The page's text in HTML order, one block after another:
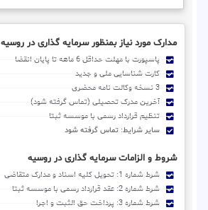
مدارک مورد نیاز بمنظور سرمایه گذاری در روسیه
پاسپورت با مهلت حداقل 6 ماهه تا پایان انقضا
کارت شناسایی ملی و جدید
3 نسخه وکالت نامه محضری
آخرین مدرک تحصیلی (تماس گرفته شود)
تنظیم قرارداد رسمی با موسسه ثبتا
سایر شرایط: تماس گرفته شود
شروط و الزامات سرمایه گذاری در روسیه
شرط شماره 1: تحویل کلیه اسناد و مدارک متقاضی
شرط شماره 2: عقد قرارداد رسمی با موسسه ثبتا
شرط شماره 3: پرداخت حق الثبت و اجرا